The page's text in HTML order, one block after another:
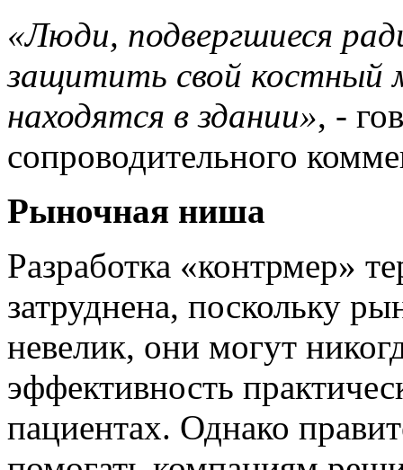
«Люди, подвергшиеся
защитить свой костный
находятся в здании», -
сопроводительного
Рыночная ниша
Разработка «контрмер»
затруднена, поскольку
невелик, они могут
эффективность
пациентах. Однако